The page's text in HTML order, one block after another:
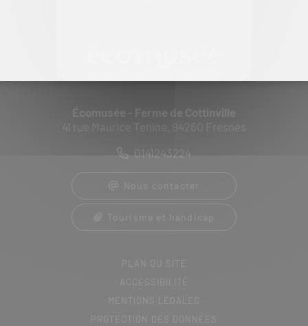
Écomusée - Ferme de Cottinville
41 rue Maurice Tenine, 94260 Fresnes
0141243224
Nous contacter
Tourisme et handicap
PLAN DU SITE
ACCESSIBILITÉ
MENTIONS LÉGALES
PROTECTION DES DONNÉES